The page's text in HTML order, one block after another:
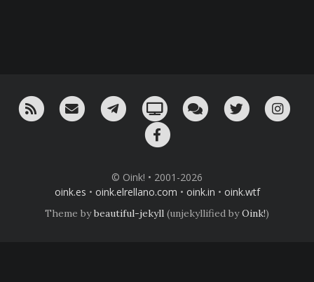
RSS ¡Mándame un email!¡Nuestro canal en Telegram!
Oink! TV Charla con nosotros
Twitter
© Oink! • 2001-2026
oink.es • oink.elrellano.com • oink.in • oink.wtf
Theme bybeautiful-jekyll (unjekyllified byOink!)